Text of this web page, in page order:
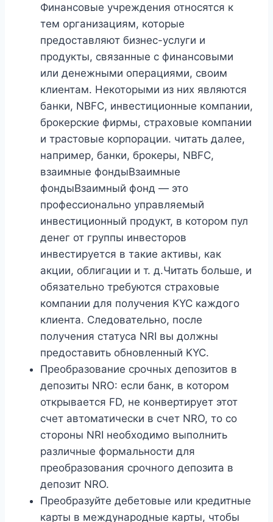
Финансовые учреждения относятся к
тем организациям, которые
предоставляют бизнес-услуги и
продукты, связанные с финансовыми
или денежными операциями, своим
клиентам. Некоторыми из них являются
банки, NBFC, инвестиционные компании,
брокерские фирмы, страховые компании
и трастовые корпорации. читать далее,
например, банки, брокеры, NBFC,
взаимные фондыВзаимные
фондыВзаимный фонд — это
профессионально управляемый
инвестиционный продукт, в котором пул
денег от группы инвесторов
инвестируется в такие активы, как
акции, облигации и т. д.Читать больше, и
обязательно требуются страховые
компании для получения KYC каждого
клиента. Следовательно, после
получения статуса NRI вы должны
предоставить обновленный KYC.
Преобразование срочных депозитов в
депозиты NRO: если банк, в котором
открывается FD, не конвертирует этот
счет автоматически в счет NRO, то со
стороны NRI необходимо выполнить
различные формальности для
преобразования срочного депозита в
депозит NRO.
Преобразуйте дебетовые или кредитные
карты в международные карты, чтобы